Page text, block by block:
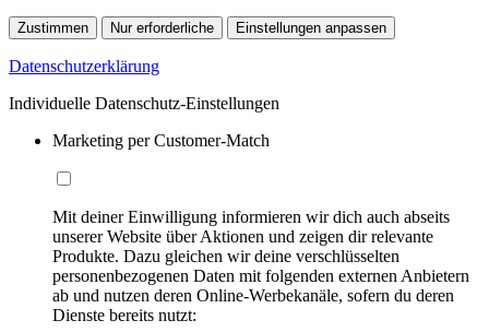
Zustimmen Nur erforderliche Einstellungen anpassen
Datenschutzerklärung
Individuelle Datenschutz-Einstellungen
Marketing per Customer-Match
Mit deiner Einwilligung informieren wir dich auch abseits
unserer Website über Aktionen und zeigen dir relevante
Produkte. Dazu gleichen wir deine verschlüsselten
personenbezogenen Daten mit folgenden externen Anbietern
ab und nutzen deren Online-Werbekanäle, sofern du deren
Dienste bereits nutzt: